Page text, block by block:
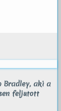
Bradley, aki a
feljutott